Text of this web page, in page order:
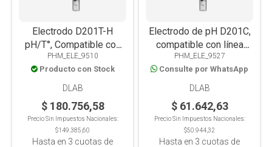
Electrodo D201T-H
pH/T°, Compatible con
Línea Portátil
PHM_ELE_9510
Producto con Stock
DLAB
$ 180.756,58
Precio Sin Impuestos Nacionales:
$149.385,60
Hasta en 3 cuotas de
Electrodo de pH D201C,
compatible con línea
Portátil y Mesada
PHM_ELE_9527
Consulte por WhatsApp
DLAB
$ 61.642,63
Precio Sin Impuestos Nacionales:
$50.944,32
Hasta en 3 cuotas de